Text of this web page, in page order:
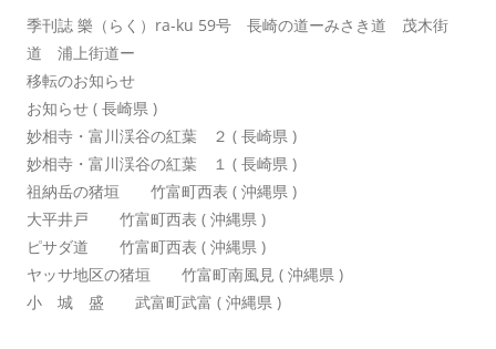
季刊誌 樂（らく）ra-ku 59号 長崎の道ーみさき道 茂木街
道 浦上街道ー
移転のお知らせ
お知らせ ( 長崎県 )
妙相寺・富川渓谷の紅葉 ２ ( 長崎県 )
妙相寺・富川渓谷の紅葉 １ ( 長崎県 )
祖納岳の猪垣 竹富町西表 ( 沖縄県 )
大平井戸 竹富町西表 ( 沖縄県 )
ピサダ道 竹富町西表 ( 沖縄県 )
ヤッサ地区の猪垣 竹富町南風見 ( 沖縄県 )
小 城 盛 武富町武富 ( 沖縄県 )